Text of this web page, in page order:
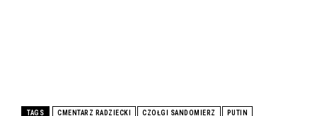
TAGS CMENTARZ RADZIECKI CZOŁGI SANDOMIERZ PUTIN